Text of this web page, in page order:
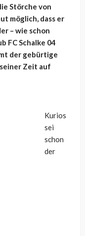
Störche von
möglich, dass er
– wie schon
FC Schalke 04
der gebürtige
Zeit auf
Kurios
sei
schon
der